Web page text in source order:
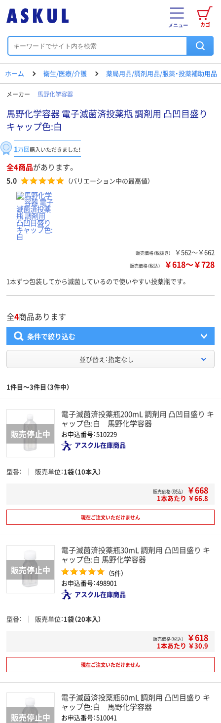
カゴ
メニュー
ホーム 衛生/医療/介護 薬局用品/調剤用品/服薬・投薬補助用品
メーカー 馬野化学容器
馬野化学容器 電子滅菌済投薬瓶 調剤用 凸凹目盛り
キャップ色:白
1万回購入いただきました！
全4商品があります。
5.0 （バリエーション中の最高値）
販売価格（税抜き） ￥562～￥662
販売価格（税込） ￥618～￥728
1本ずつ包装してから滅菌しているので使いやすい投薬瓶です。
全4商品あります
条件で絞り込む
並び替え：指定なし
1件目～3件目（3件中）
電子滅菌済投薬瓶200mL 調剤用 凸凹目盛り キ
ャップ色:白 馬野化学容器
お申込番号：510229
アスクル在庫商品
型番 販売単位 1袋（10本入）
販売価格（税込） ￥668
1本あたり ￥66.8
現在ご注文いただけません
電子滅菌済投薬瓶30mL 調剤用 凸凹目盛り キ
ャップ色:白 馬野化学容器
（5件）
お申込番号：498901
アスクル在庫商品
型番 販売単位 1袋（20本入）
販売価格（税込） ￥618
1本あたり ￥30.9
現在ご注文いただけません
電子滅菌済投薬瓶60mL 調剤用 凸凹目盛り キ
ャップ色:白 馬野化学容器
お申込番号：510041